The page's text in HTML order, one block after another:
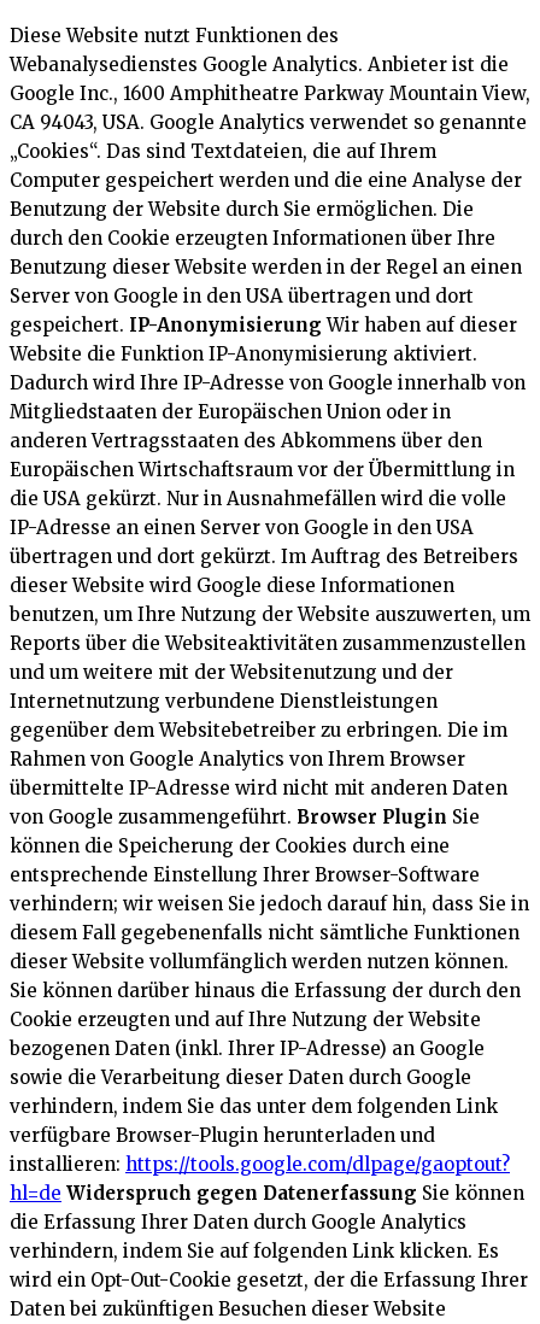
Diese Website nutzt Funktionen des
Webanalysedienstes Google Analytics. Anbieter ist die
Google Inc., 1600 Amphitheatre Parkway Mountain View,
CA 94043, USA. Google Analytics verwendet so genannte
„Cookies“. Das sind Textdateien, die auf Ihrem
Computer gespeichert werden und die eine Analyse der
Benutzung der Website durch Sie ermöglichen. Die
durch den Cookie erzeugten Informationen über Ihre
Benutzung dieser Website werden in der Regel an einen
Server von Google in den USA übertragen und dort
gespeichert. IP-Anonymisierung Wir haben auf dieser
Website die Funktion IP-Anonymisierung aktiviert.
Dadurch wird Ihre IP-Adresse von Google innerhalb von
Mitgliedstaaten der Europäischen Union oder in
anderen Vertragsstaaten des Abkommens über den
Europäischen Wirtschaftsraum vor der Übermittlung in
die USA gekürzt. Nur in Ausnahmefällen wird die volle
IP-Adresse an einen Server von Google in den USA
übertragen und dort gekürzt. Im Auftrag des Betreibers
dieser Website wird Google diese Informationen
benutzen, um Ihre Nutzung der Website auszuwerten, um
Reports über die Websiteaktivitäten zusammenzustellen
und um weitere mit der Websitenutzung und der
Internetnutzung verbundene Dienstleistungen
gegenüber dem Websitebetreiber zu erbringen. Die im
Rahmen von Google Analytics von Ihrem Browser
übermittelte IP-Adresse wird nicht mit anderen Daten
von Google zusammengeführt. Browser Plugin Sie
können die Speicherung der Cookies durch eine
entsprechende Einstellung Ihrer Browser-Software
verhindern; wir weisen Sie jedoch darauf hin, dass Sie in
diesem Fall gegebenenfalls nicht sämtliche Funktionen
dieser Website vollumfänglich werden nutzen können.
Sie können darüber hinaus die Erfassung der durch den
Cookie erzeugten und auf Ihre Nutzung der Website
bezogenen Daten (inkl. Ihrer IP-Adresse) an Google
sowie die Verarbeitung dieser Daten durch Google
verhindern, indem Sie das unter dem folgenden Link
verfügbare Browser-Plugin herunterladen und
installieren: https://tools.google.com/dlpage/gaoptout?
hl=de Widerspruch gegen Datenerfassung Sie können
die Erfassung Ihrer Daten durch Google Analytics
verhindern, indem Sie auf folgenden Link klicken. Es
wird ein Opt-Out-Cookie gesetzt, der die Erfassung Ihrer
Daten bei zukünftigen Besuchen dieser Website